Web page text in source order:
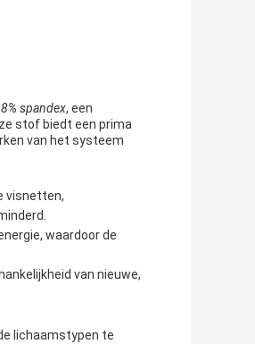
spandex, een
stof biedt een prima
van het systeem
visnetten,
waardoor de
van nieuwe,
lichaamstypen te